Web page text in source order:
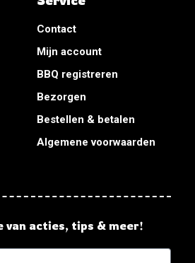
Contact
Mijn account
BBQ registreren
Bezorgen
Bestellen & betalen
Algemene voorwaarden
van acties, tips & meer!